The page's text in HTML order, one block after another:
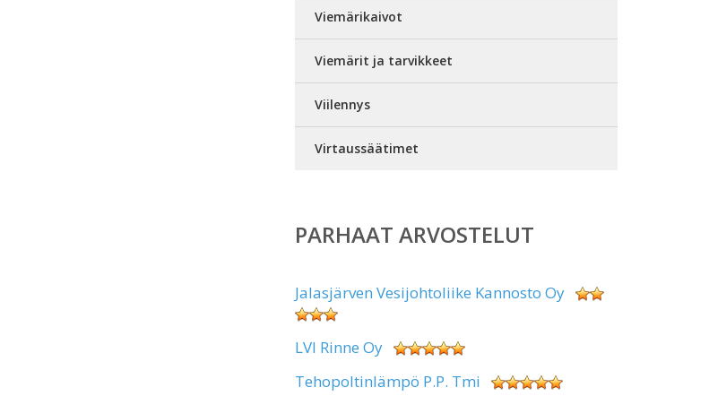
Viemärikaivot
Viemärit ja tarvikkeet
Viilennys
Virtaussäätimet
PARHAAT ARVOSTELUT
Jalasjärven Vesijohtoliike Kannosto Oy
LVI Rinne Oy
Tehopoltinlämpö P.P. Tmi